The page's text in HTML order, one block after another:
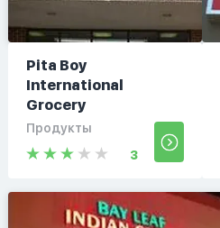
Pita Boy
International
Grocery
Продукты
3